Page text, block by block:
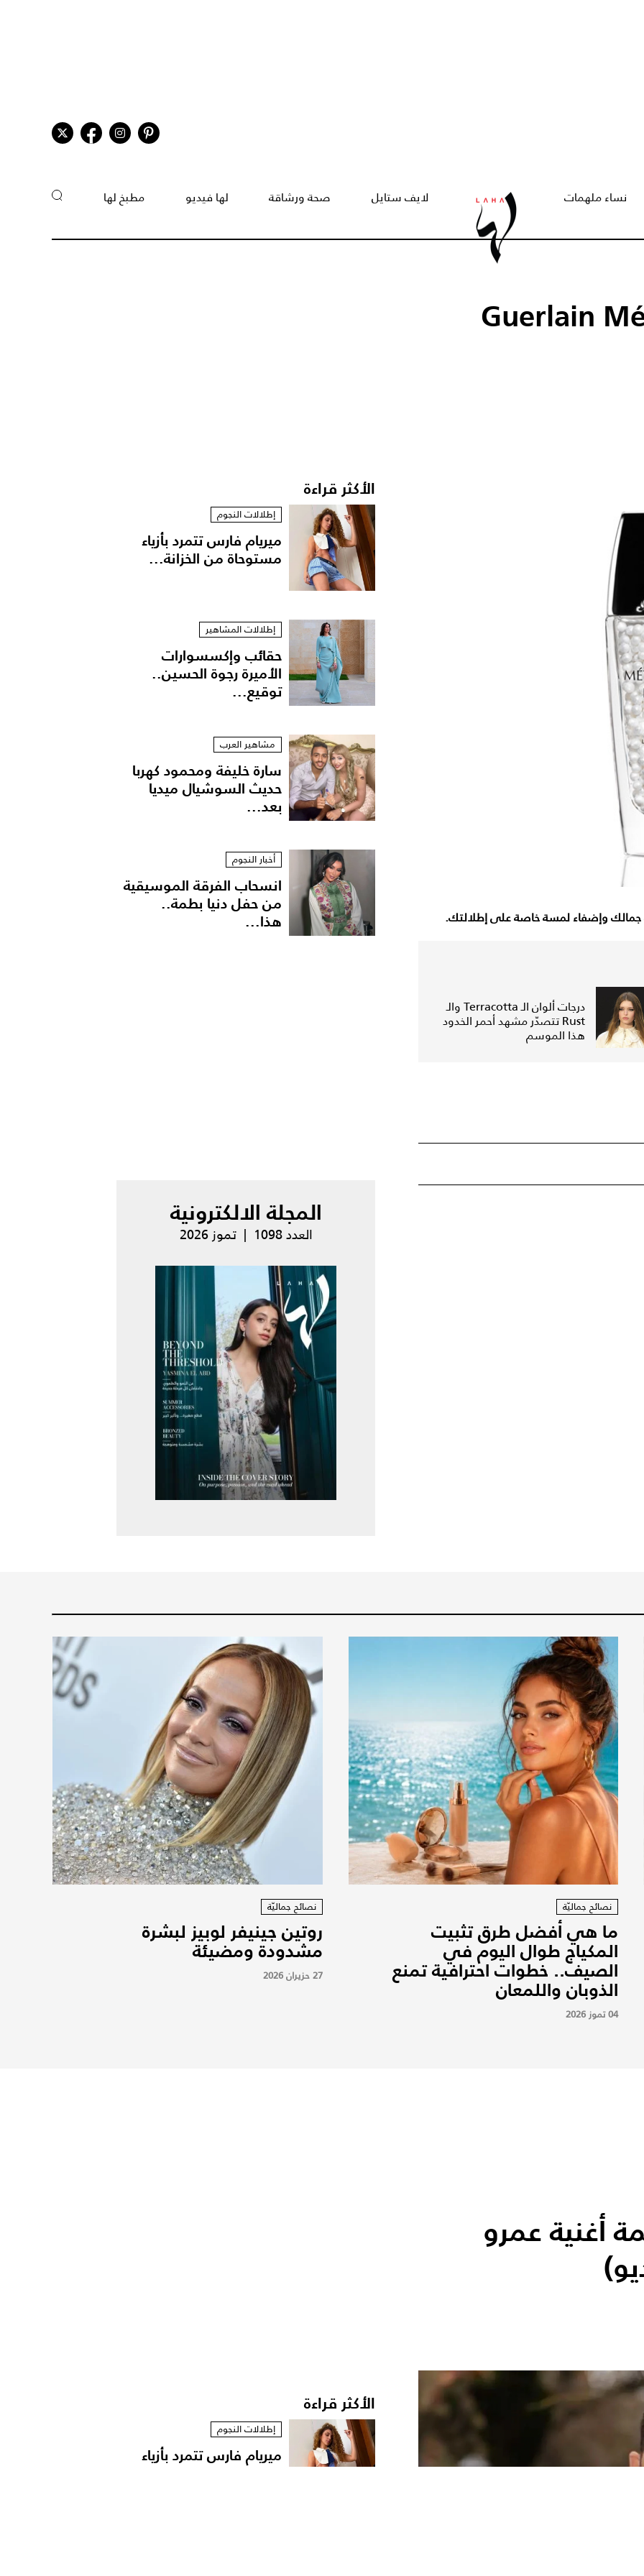
نساء ملهمات لايف ستايل صحة ورشاقة لها فيديو مطبخ لها
Guerlain
جمالك وإضفاء لمسة خاصة على إطلالتك.
درجات ألوان الـ Terracotta والـ
Rust تتصدّر مشهد أحمر الخدود
هذا الموسم
الأكثر قراءة
إطلالات النجوم
ميريام فارس تتمرد بأزياء
مستوحاة من الخزانة...
إطلالات المشاهير
حقائب وإكسسوارات
الأميرة رجوة الحسين..
توقيع...
مشاهير العرب
سارة خليفة ومحمود كهربا
حديث السوشيال ميديا
بعد...
أخبار النجوم
انسحاب الفرقة الموسيقية
من حفل دنيا بطمة..
هذا...
المجلة الالكترونية
العدد 1098 | تموز 2026
نصائح جماليّة
ما هي أفضل طرق تثبيت
المكياج طوال اليوم في
الصيف.. خطوات احترافية تمنع
الذوبان واللمعان
04 تموز 2026
نصائح جماليّة
روتين جينيفر لوبيز لبشرة
مشدودة ومضيئة
27 حزيران 2026
أغنية عمرو
الأكثر قراءة
إطلالات النجوم
ميريام فارس تتمرد بأزياء
مستوحاة من الخزانة...